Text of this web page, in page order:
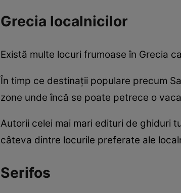
Grecia localnicilor
Există multe locuri frumoase în Grecia
În timp ce destinații populare precum
zone unde încă se poate petrece o
Autorii celei mai mari edituri de ghiduri
câteva dintre locurile preferate ale
Serifos